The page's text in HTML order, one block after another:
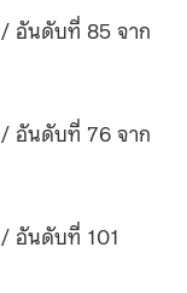
อันดับที่ 85 จาก
อันดับที่ 76 จาก
อันดับที่ 101